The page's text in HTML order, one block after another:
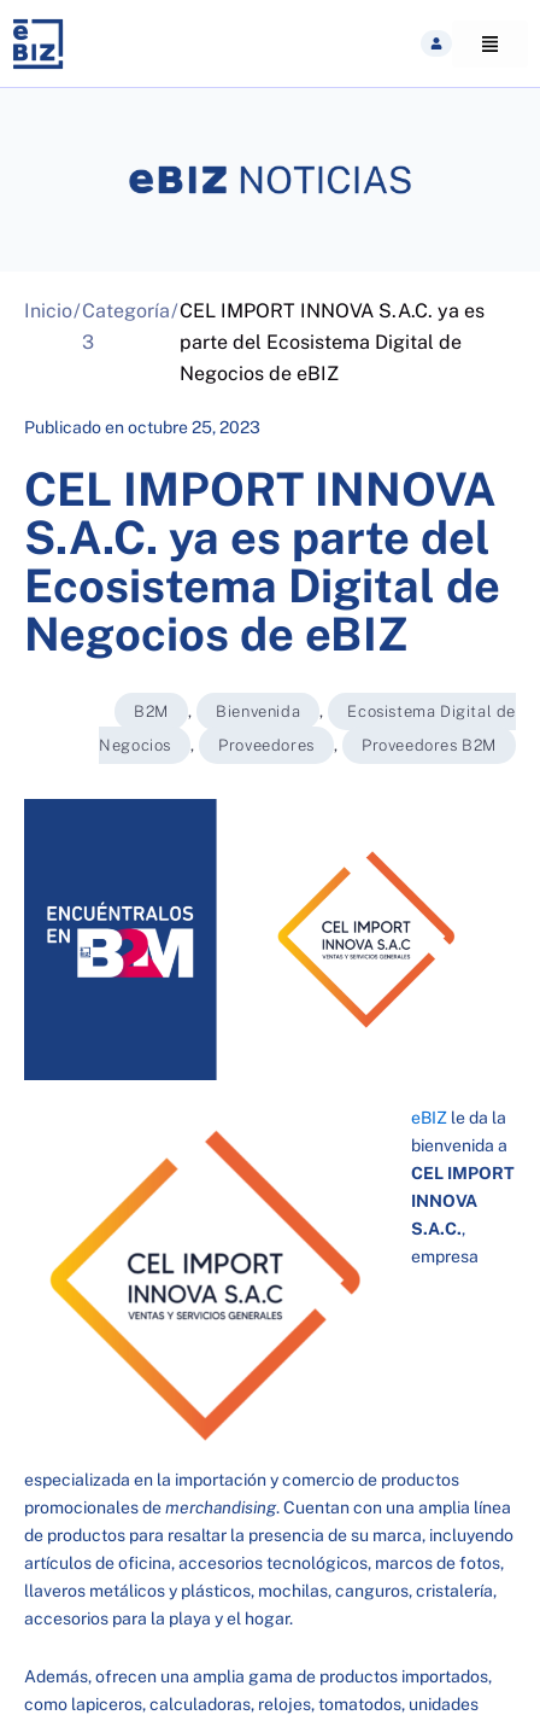
content
Inicio/Categoría
3
/CEL IMPORT INNOVA S.A.C. ya es
parte del Ecosistema Digital de
Negocios de eBIZ
Publicado enoctubre 25, 2023
CEL IMPORT INNOVA
S.A.C. ya es parte del
Ecosistema Digital de
Negocios de eBIZ
B2M , Bienvenida ,
Ecosistema Digital de
Negocios
, Proveedores , Proveedores B2M
eBIZ le da la
bienvenida a
CEL IMPORT
INNOVA
S.A.C.,
empresa
especializada en la importación y comercio de productos
promocionales demerchandising. Cuentan con una amplia línea
de productos para resaltar la presencia de su marca, incluyendo
artículos de oficina, accesorios tecnológicos, marcos de fotos,
llaveros metálicos y plásticos, mochilas, canguros, cristalería,
accesorios para la playa y el hogar.
Además, ofrecen una amplia gama de productos importados,
como lapiceros, calculadoras, relojes, tomatodos, unidades